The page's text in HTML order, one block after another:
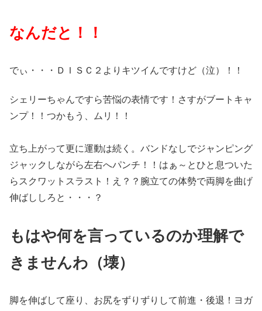
なんだと！！
でぃ・・・ＤＩＳＣ２よりキツイんですけど（泣）！！
シェリーちゃんですら苦悩の表情です！さすがブートキャ
ンプ！！つかもう、ムリ！！
立ち上がって更に運動は続く。バンドなしでジャンピング
ジャックしながら左右へパンチ！！はぁ～とひと息ついた
らスクワットスラスト！え？？腕立ての体勢で両脚を曲げ
伸ばししろと・・・？
もはや何を言っているのか理解で
きませんわ（壊）
脚を伸ばして座り、お尻をずりずりして前進・後退！ヨガ